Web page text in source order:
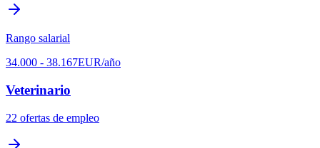
Rango salarial
34.000 - 38.167EUR/año
Veterinario
22 ofertas de empleo